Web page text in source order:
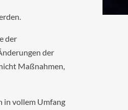
der
der
Maßnahmen,
in vollem Umfang